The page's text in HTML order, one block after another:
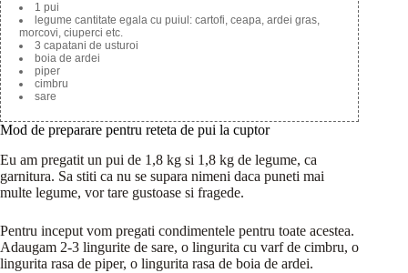
1 pui
legume cantitate egala cu puiul: cartofi, ceapa, ardei gras,
morcovi, ciuperci etc.
3 capatani de usturoi
boia de ardei
piper
cimbru
sare
Mod de preparare pentru reteta de pui la cuptor
Eu am pregatit un pui de 1,8 kg si 1,8 kg de legume, ca
garnitura. Sa stiti ca nu se supara nimeni daca puneti mai
multe legume, vor tare gustoase si fragede.
Pentru inceput vom pregati condimentele pentru toate acestea.
Adaugam 2-3 lingurite de sare, o lingurita cu varf de cimbru, o
lingurita rasa de piper, o lingurita rasa de boia de ardei.